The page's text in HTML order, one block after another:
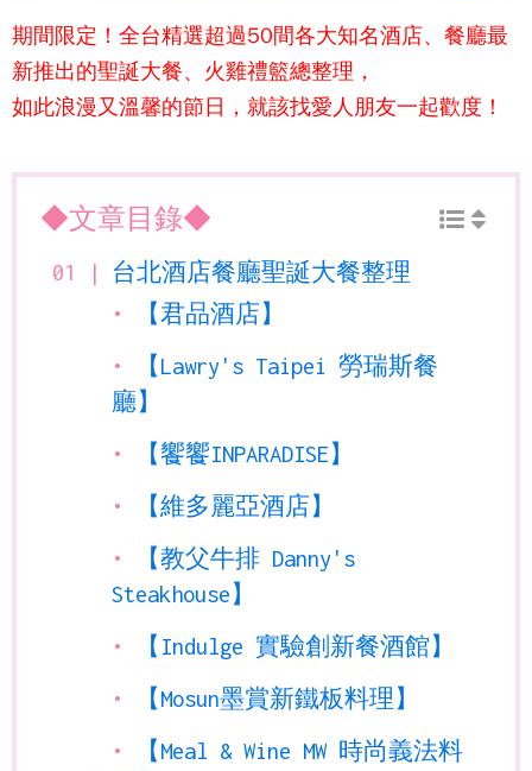
期間限定！全台精選超過50間各大知名酒店、餐廳最
新推出的聖誕大餐、火雞禮籃總整理，
如此浪漫又溫馨的節日，就該找愛人朋友一起歡度！
◆文章目錄◆
台北酒店餐廳聖誕大餐整理
【君品酒店】
【Lawry's Taipei 勞瑞斯餐
廳】
【饗饗INPARADISE】
【維多麗亞酒店】
【教父牛排 Danny's
Steakhouse】
【Indulge 實驗創新餐酒館】
【Mosun墨賞新鐵板料理】
【Meal & Wine MW 時尚義法料